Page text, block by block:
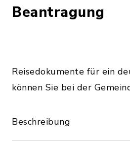
Beantragung
Reisedokumente für ein
können Sie bei der
Beschreibung